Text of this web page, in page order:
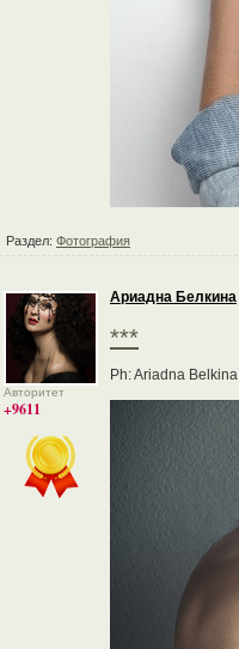
Раздел: Фотография
Авторитет
+9611
Ариадна Белкина
***
Ph: Ariadna Belkina